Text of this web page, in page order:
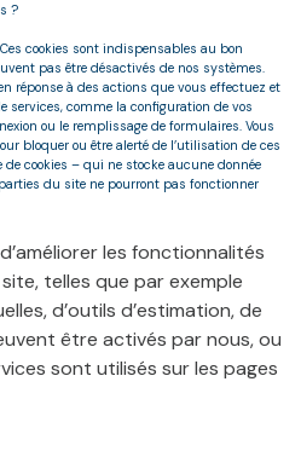
?
Ces cookies sont indispensables au bon
pas être désactivés de nos systèmes.
réponse à des actions que vous effectuez et
services, comme la configuration de vos
ou le remplissage de formulaires. Vous
bloquer ou être alerté de l’utilisation de ces
de cookies – qui ne stocke aucune donnée
du site ne pourront pas fonctionner
les fonctionnalités
telles que par exemple
d’outils d’estimation, de
être activés par nous, ou
sont utilisés sur les pages